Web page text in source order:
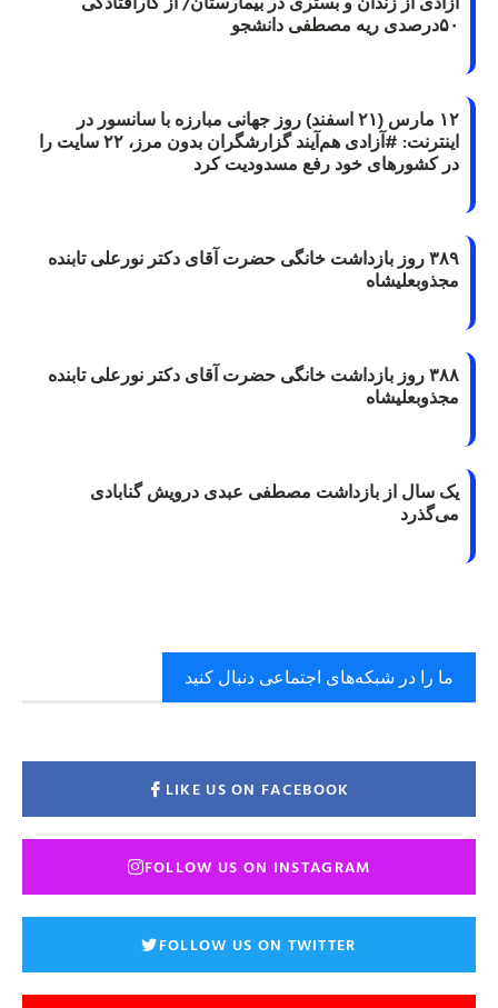
۵۰درصدی ریه مصطفی دانشجو
۱۲ مارس (۲۱ اسفند) روز جهانی مبارزه با سانسور در
اینترنت: #آزادی هم‌آیند گزارشگران‌ بدون مرز، ۲۲ سایت را
در کشورهای خود رفع مسدودیت کرد
۳۸۹ روز بازداشت خانگی حضرت آقای دکتر نورعلی تابنده
مجذوبعلیشاه
۳۸۸ روز بازداشت خانگی حضرت آقای دکتر نورعلی تابنده
مجذوبعلیشاه
یک سال از بازداشت مصطفی عبدی درویش گنابادی
می‌گذرد
ما را در شبکه‌های اجتماعی دنبال کنید
LIKE US ON FACEBOOK
FOLLOW US ON INSTAGRAM
FOLLOW US ON TWITTER